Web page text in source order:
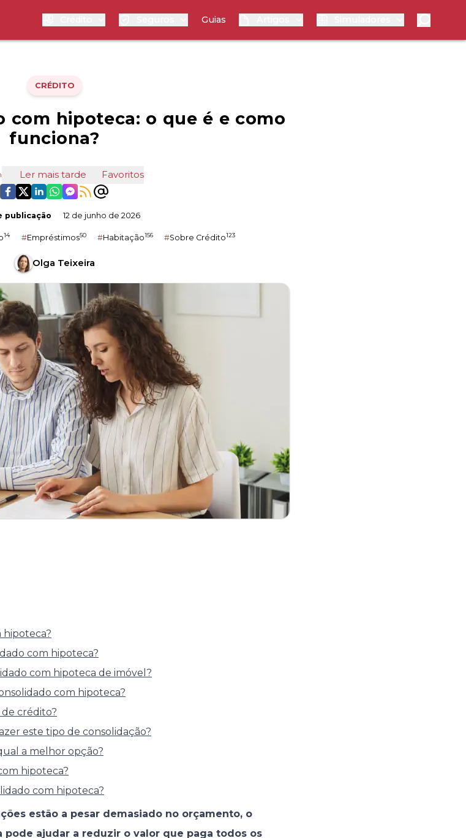
Guias
CRÉDITO
com hipoteca: o que é e como
funciona?
Ler mais tarde Favoritos
publicação 12 de junho de 2026
14 #Empréstimos50 #Habitação156 #Sobre Crédito123
Olga Teixeira
com hipoteca?
com hipoteca de imóvel?
com hipoteca?
de crédito?
este tipo de consolidação?
a melhor opção?
hipoteca?
com hipoteca?
estão a pesar demasiado no orçamento, o
ajudar a reduzir o valor que paga todos os